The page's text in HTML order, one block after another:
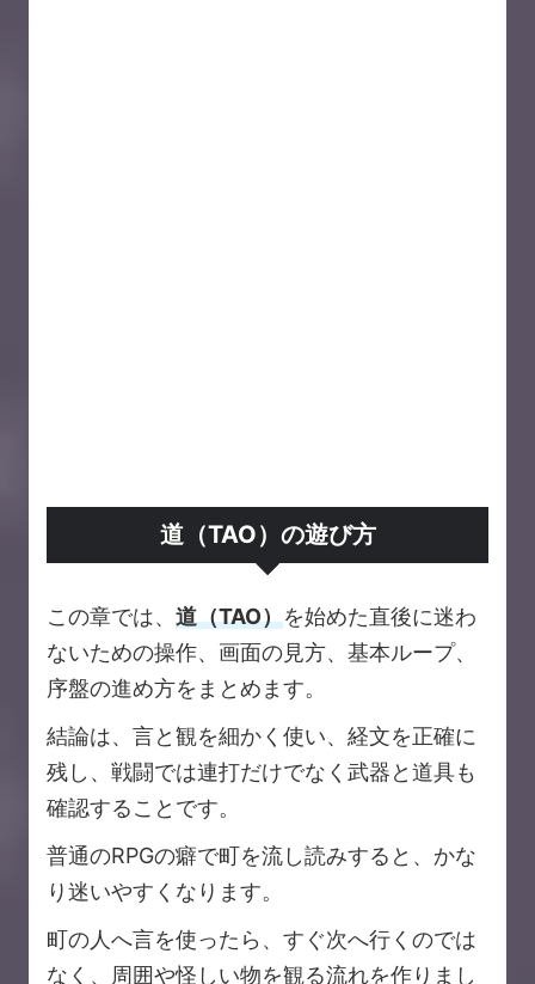
道（TAO）の遊び方
この章では、 道（TAO）を始めた直後に迷わ
ないための操作、画面の見方、基本ループ、
序盤の進め方をまとめます。
結論は、言と観を細かく使い、経文を正確に
残し、戦闘では連打だけでなく武器と道具も
確認することです。
普通のRPGの癖で町を流し読みすると、かな
り迷いやすくなります。
町の人へ言を使ったら、すぐ次へ行くのでは
なく、周囲や怪しい物を観る流れを作りまし